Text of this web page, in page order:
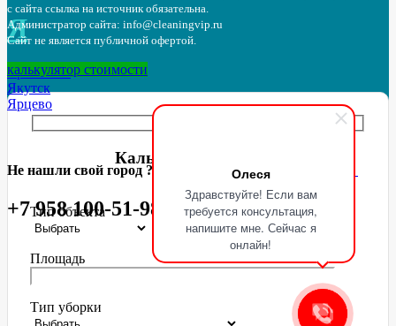
Олеся
Здравствуйте! Если вам
требуется консультация,
напишите мне. Сейчас я
онлайн!
Я
Ярославль
Якутск
Ярцево
Не нашли свой город ? позвоните нам+7 958 100-51-98
+7 958 100-51-98
с сайта ссылка на источник обязательна.
Администратор сайта: info@cleaningvip.ru
Сайт не является публичной офертой.
калькулятор стоимости
Калькулятор расчёта
Тип объекта
Площадь
Тип уборки